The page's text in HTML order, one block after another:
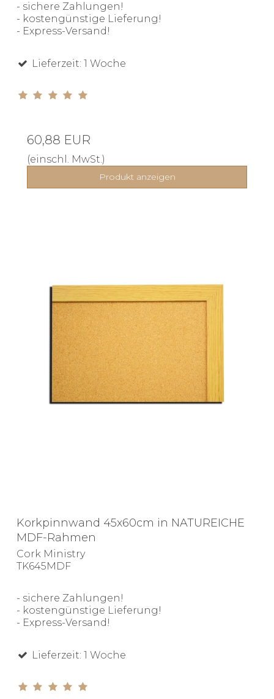
- sichere Zahlungen!
- kostengünstige Lieferung!
- Express-Versand!
Lieferzeit: 1 Woche
60,88 EUR
(einschl. MwSt.)
Produkt anzeigen
Korkpinnwand 45x60cm in NATUREICHE
MDF-Rahmen
Cork Ministry
TK645MDF
- sichere Zahlungen!
- kostengünstige Lieferung!
- Express-Versand!
Lieferzeit: 1 Woche